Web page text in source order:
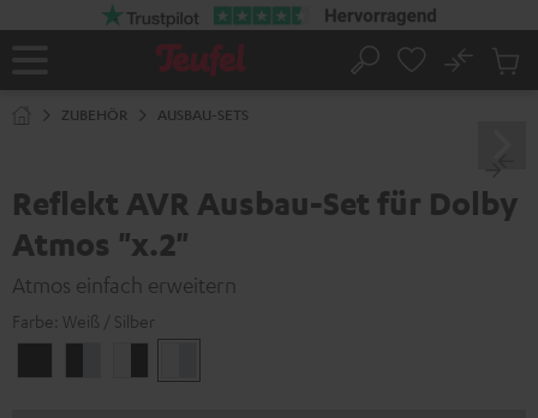
Startseite
Suche
No
ZUBEHÖR AUSBAU-SETS
Reflekt AVR Ausbau-Set für Dolby
Atmos "x.2"
Atmos einfach erweitern
Farbe: Weiß / Silber
/